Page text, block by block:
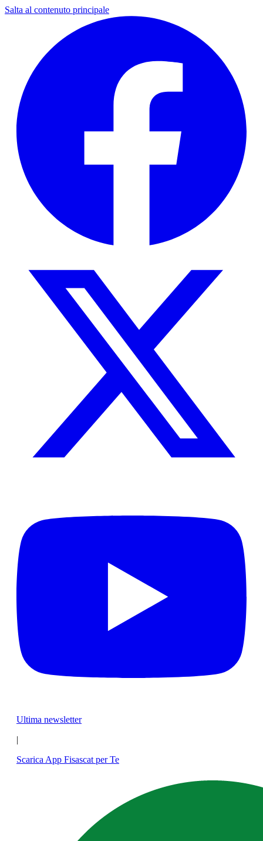
Salta al contenuto principale
Ultima newsletter
|
Scarica App Fisascat per Te